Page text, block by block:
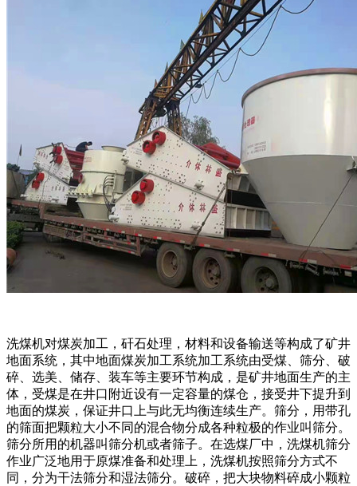
洗煤机对煤炭加工，矸石处理，材料和设备输送等构成了矿井
地面系统，其中地面煤炭加工系统加工系统由受煤、筛分、破
碎、选美、储存、装车等主要环节构成，是矿井地面生产的主
体，受煤是在井口附近设有一定容量的煤仓，接受井下提升到
地面的煤炭，保证井口上与此无均衡连续生产。筛分，用带孔
的筛面把颗粒大小不同的混合物分成各种粒极的作业叫筛分。
筛分所用的机器叫筛分机或者筛子。在选煤厂中，洗煤机筛分
作业广泛地用于原煤准备和处理上，洗煤机按照筛分方式不
同，分为干法筛分和湿法筛分。破碎，把大块物料碎成小颗粒